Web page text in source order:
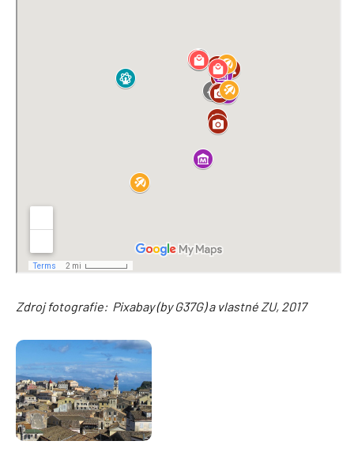
Zdroj fotografie: Pixabay (by G37G) a vlastné ZU, 2017